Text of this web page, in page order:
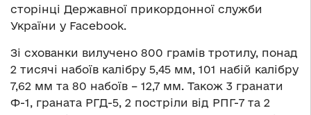
сторінці Державної прикордонної служби
України у Facebook.
Зі схованки вилучено 800 грамів тротилу, понад
2 тисячі набоїв калібру 5,45 мм, 101 набій калібру
7,62 мм та 80 набоїв – 12,7 мм. Також 3 гранати
Ф-1, граната РГД-5, 2 постріли від РПГ-7 та 2